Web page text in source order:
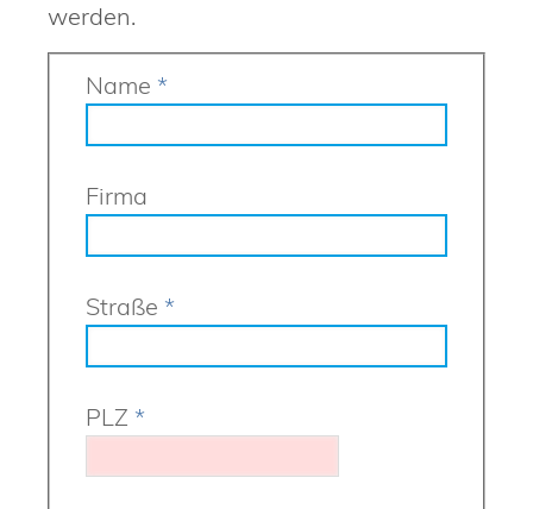
werden.
Name *
Firma
Straße *
PLZ *